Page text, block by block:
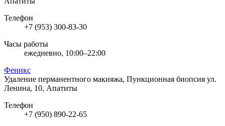
Телефон
+7 (953) 300-83-30
Часы работы
ежедневно, 10:00–22:00
Феникс
Удаление перманентного макияжа, Пункционная биопсия ул.
Ленина, 10, Апатиты
Телефон
+7 (950) 890-22-65